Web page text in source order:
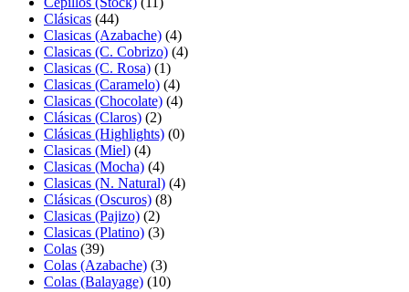
Clásicas (44)
Clasicas (Azabache) (4)
Clasicas (C. Cobrizo) (4)
Clasicas (C. Rosa) (1)
Clasicas (Caramelo) (4)
Clasicas (Chocolate) (4)
Clásicas (Claros) (2)
Clásicas (Highlights) (0)
Clasicas (Miel) (4)
Clasicas (Mocha) (4)
Clasicas (N. Natural) (4)
Clásicas (Oscuros) (8)
Clasicas (Pajizo) (2)
Clasicas (Platino) (3)
Colas (39)
Colas (Azabache) (3)
Colas (Balayage) (10)